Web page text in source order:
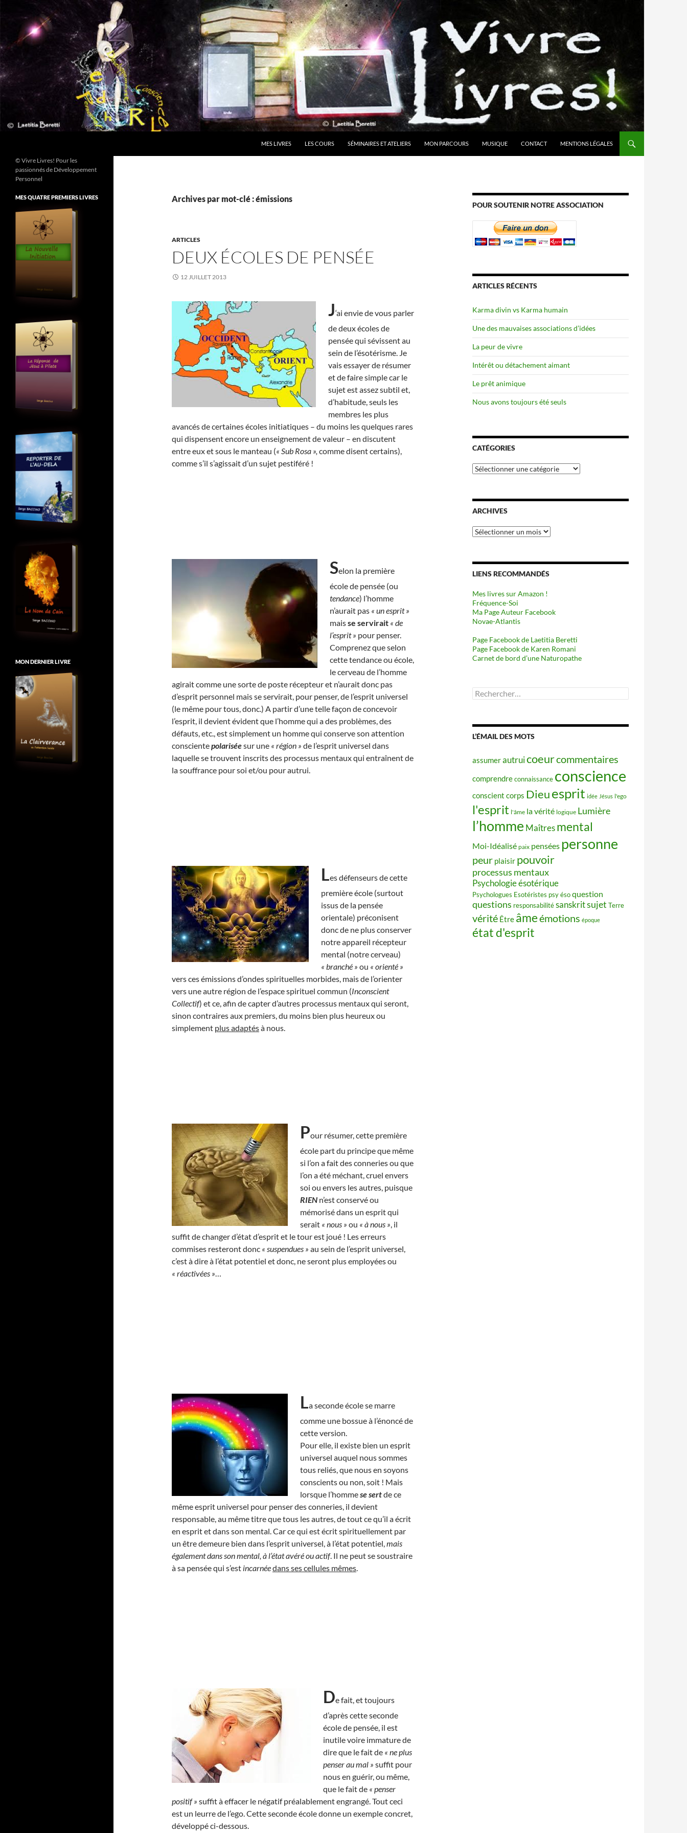
contenu
MES LIVRES LES COURS SÉMINAIRES ET ATELIERS MON PARCOURS MUSIQUE CONTACT MENTIONS LÉGALES
Archives par mot-clé : émissions
ARTICLES
DEUX ÉCOLES DE PENSÉE
12 JUILLET 2013
J‘ai envie de vous parler
de deux écoles de
pensée qui sévissent au
sein de l’ésotérisme. Je
vais essayer de résumer
et de faire simple car le
sujet est assez subtil et,
d’habitude, seuls les
membres les plus
avancés de certaines écoles initiatiques – du moins les quelques rares
qui dispensent encore un enseignement de valeur – en discutent
entre eux et sous le manteau (« Sub Rosa », comme disent certains),
comme s’il s’agissait d’un sujet pestiféré !
Selon la première
école de pensée (ou
tendance) l’homme
n’aurait pas « un esprit »
maisse servirait « de
l’esprit » pour penser.
Comprenez que selon
cette tendance ou école,
le cerveau de l’homme
agirait comme une sorte de poste récepteur et n’aurait donc pas
d’esprit personnel mais se servirait, pour penser, de l’esprit universel
(le même pour tous, donc.) A partir d’une telle façon de concevoir
l’esprit, il devient évident que l’homme qui a des problèmes, des
défauts, etc., est simplement un homme qui conserve son attention
conscientepolariséesur une « région » de l’esprit universel dans
laquelle se trouvent inscrits des processus mentaux qui entraînent de
la souffrance pour soi et/ou pour autrui.
Les défenseurs de cette
première école (surtout
issus de la pensée
orientale) préconisent
donc de ne plus conserver
notre appareil récepteur
mental (notre cerveau)
« branché » ou « orienté »
vers ces émissions d’ondes spirituelles morbides, mais de l’orienter
vers une autre région de l’espace spirituel commun (Inconscient
Collectif) et ce, afin de capter d’autres processus mentaux qui seront,
sinon contraires aux premiers, du moins bien plus heureux ou
simplement plus adaptésà nous.
Pour résumer, cette première
école part du principe que même
si l’on a fait des conneries ou que
l’on a été méchant, cruel envers
soi ou envers les autres, puisque
RIEN n’est conservé ou
mémorisé dans un esprit qui
serait « nous » ou « à nous », il
suffit de changer d’état d’esprit et le tour est joué ! Les erreurs
commises resteront donc « suspendues » au sein de l’esprit universel,
c’est à dire à l’état potentiel et donc, ne seront plus employées ou
« réactivées »…
La seconde école se marre
comme une bossue à l’énoncé de
cette version.
Pour elle, il existe bien un esprit
universel auquel nous sommes
tous reliés, que nous en soyons
conscients ou non, soit ! Mais
lorsque l’hommese sertde ce
même esprit universel pour penser des conneries, il devient
responsable, au même titre que tous les autres, de tout ce qu’il a écrit
en esprit et dans son mental. Car ce qui est écrit spirituellement par
un être demeure bien dans l’esprit universel, à l’état potentiel,mais
également dans son mental, à l’état avéré ou actif. Il ne peut se soustraire
à sa pensée qui s’est incarnéedans ses cellules mêmes.
De fait, et toujours
d’après cette seconde
école de pensée, il est
inutile voire immature de
dire que le fait de « ne plus
penser au mal » suffit pour
nous en guérir, ou même,
que le fait de « penser
positif » suffit à effacer le négatif préalablement engrangé. Tout ceci
est un leurre de l’ego. Cette seconde école donne un exemple concret,
développé ci-dessous.
POUR SOUTENIR NOTRE ASSOCIATION
ARTICLES RÉCENTS
Karma divin vs Karma humain
Une des mauvaises associations d’idées
La peur de vivre
Intérêt ou détachement aimant
Le prêt animique
Nous avons toujours été seuls
CATÉGORIES
Catégories
ARCHIVES
Archives
LIENS RECOMMANDÉS
Mes livres sur Amazon !
Fréquence-Soi
Ma Page Auteur Facebook
Novae-Atlantis
Page Facebook de Laetitia Beretti
Page Facebook de Karen Romani
Carnet de bord d’une Naturopathe
Rechercher :
L’ÉMAIL DES MOTS
assumerautruicoeurcommentaires
comprendreconnaissance conscience
conscient corps Dieuesprit idée Jésus l'ego
l'esprit l'âme la vérité logique Lumière
l’homme Maîtres mental
Moi-Idéalisé paix pensées personne
peur plaisir pouvoir
processus mentaux
Psychologie ésotérique
Psychologues Esotéristes psy ésoquestion
questions responsabilitésanskritsujet Terre
vérité Être âmeémotions époque
état d'esprit
© Vivre Livres! Pour les
passionnés de Développement
Personnel
MES QUATRE PREMIERS LIVRES
MON DERNIER LIVRE